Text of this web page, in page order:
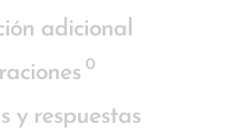
adicional
0
y respuestas